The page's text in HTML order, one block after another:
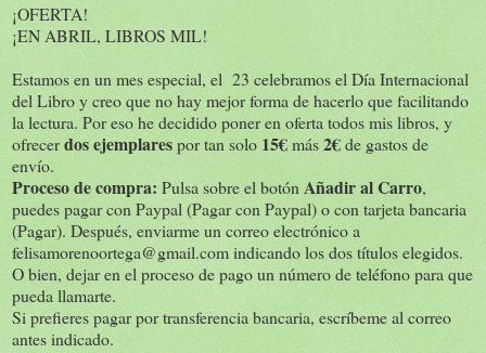
¡OFERTA!
¡EN ABRIL, LIBROS MIL!
Estamos en un mes especial, el 23 celebramos el Día Internacional
del Libro y creo que no hay mejor forma de hacerlo que facilitando
la lectura. Por eso he decidido poner en oferta todos mis libros, y
ofrecerdos ejemplarespor tan solo 15€más2€de gastos de
envío.
Proceso de compra: Pulsa sobre el botón Añadir al Carro,
puedes pagar con Paypal (Pagar con Paypal) o con tarjeta bancaria
(Pagar). Después, enviarme un correo electrónico a
felisamorenoortega@gmail.com indicando los dos títulos elegidos.
O bien, dejar en el proceso de pago un número de teléfono para que
pueda llamarte.
Si prefieres pagar por transferencia bancaria, escríbeme al correo
antes indicado.